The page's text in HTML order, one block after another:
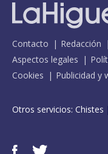
Contacto Redacción
Aspectos legales
Cookies
Publicidad y
Otros servicios: Chistes